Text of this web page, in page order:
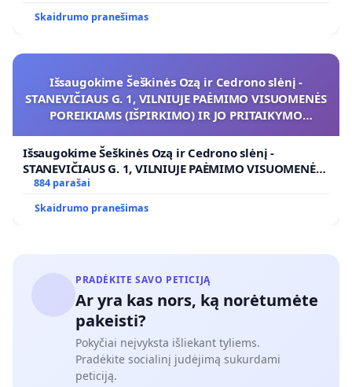
Skaidrumo pranešimas
Išsaugokime Šeškinės Ozą ir Cedrono slėnį -
STANEVIČIAUS G. 1, VILNIUJE PAĖMIMO VISUOMENĖS
POREIKIAMS (IŠPIRKIMO) IR JO PRITAIKYMO
Išsaugokime Šeškinės Ozą ir Cedrono slėnį -
STANEVIČIAUS G. 1, VILNIUJE PAĖMIMO VISUOMENĖS
POREIKIAMS (IŠPIRKIMO) IR JO PRITAIKYMO VIEŠAJAI
ŽELDYNŲ FUNKCIJAI
884 parašai
Skaidrumo pranešimas
PRADĖKITE SAVO PETICIJĄ
Ar yra kas nors, ką norėtumėte
pakeisti?
Pokyčiai neįvyksta išliekant tyliems.
Pradėkite socialinį judėjimą sukurdami
peticiją.